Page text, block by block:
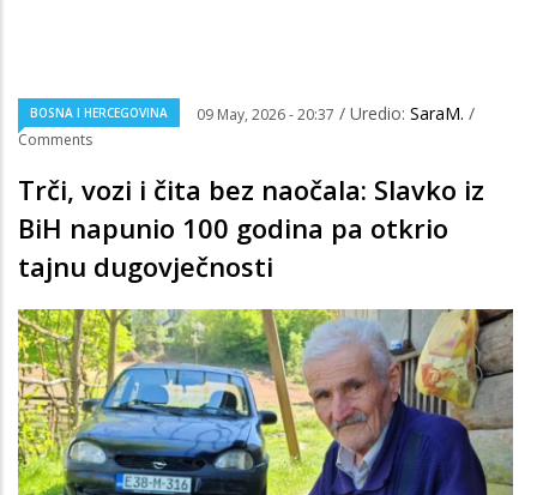
BOSNA I HERCEGOVINA 09 May, 2026 - 20:37 / Uredio: SaraM. /
Comments
Trči, vozi i čita bez naočala: Slavko iz
BiH napunio 100 godina pa otkrio
tajnu dugovječnosti